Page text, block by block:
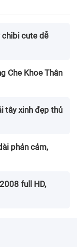
chibi cute dễ
Che Khoe Thân
tây xinh đẹp thủ
phản cảm,
full HD,